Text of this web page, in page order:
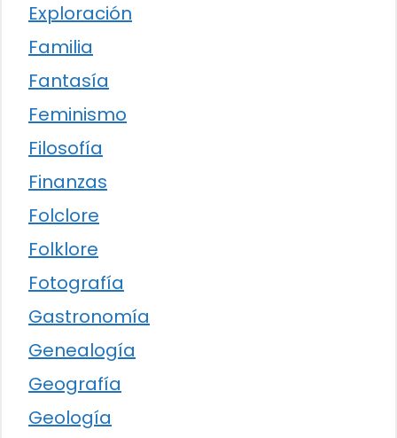
Exploración
Familia
Fantasía
Feminismo
Filosofía
Finanzas
Folclore
Folklore
Fotografía
Gastronomía
Genealogía
Geografía
Geología